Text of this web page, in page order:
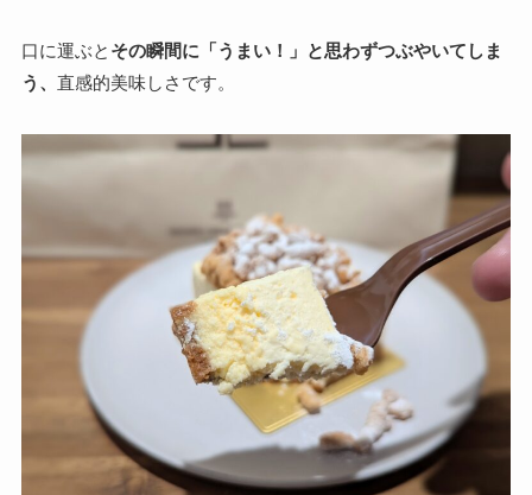
口に運ぶと その瞬間に「うまい！」と思わずつぶやいてしま
う、 直感的美味しさです。